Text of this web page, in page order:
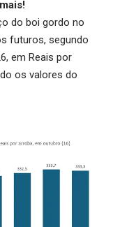
do boi gordo no
futuros, segundo
em Reais por
os valores do